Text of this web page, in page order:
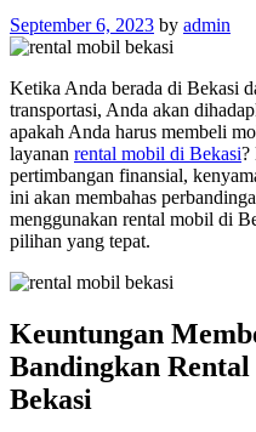
September 6, 2023 by admin
Ketika Anda berada di Bekasi
transportasi, Anda akan
apakah Anda harus membeli
layanan rental mobil di Bekasi?
pertimbangan finansial,
ini akan membahas
menggunakan rental mobil di
pilihan yang tepat.
Keuntungan
Bandingkan
Bekasi